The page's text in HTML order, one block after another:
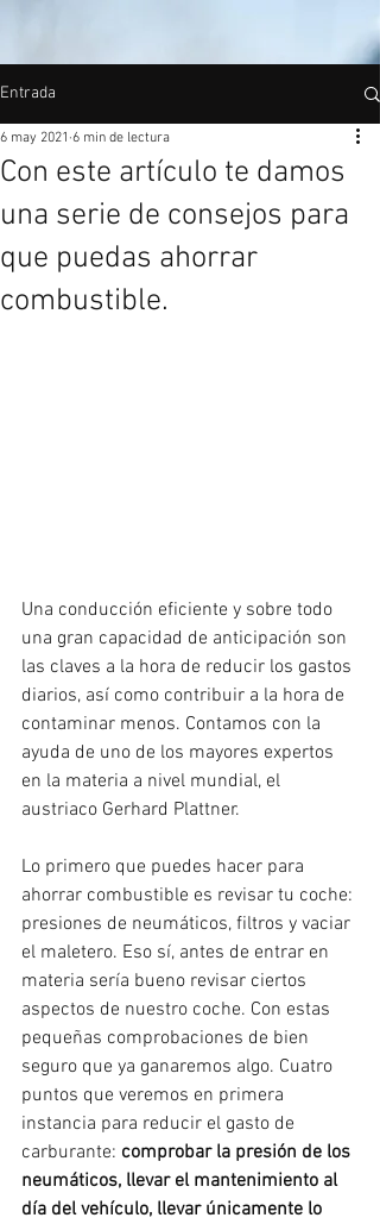
Entrada
Con este artículo te damos
una serie de consejos para
que puedas ahorrar
combustible.
6 may 2021 6 min de lectura
Una conducción eficiente y sobre todo
una gran capacidad de anticipación son
las claves a la hora de reducir los gastos
diarios, así como contribuir a la hora de
contaminar menos. Contamos con la
ayuda de uno de los mayores expertos
en la materia a nivel mundial, el
austriaco Gerhard Plattner.
Lo primero que puedes hacer para
ahorrar combustible es revisar tu coche:
presiones de neumáticos, filtros y vaciar
el maletero. Eso sí, antes de entrar en
materia sería bueno revisar ciertos
aspectos de nuestro coche. Con estas
pequeñas comprobaciones de bien
seguro que ya ganaremos algo. Cuatro
puntos que veremos en primera
instancia para reducir el gasto de
carburante: comprobar la presión de los
neumáticos, llevar el mantenimiento al
día del vehículo, llevar únicamente lo